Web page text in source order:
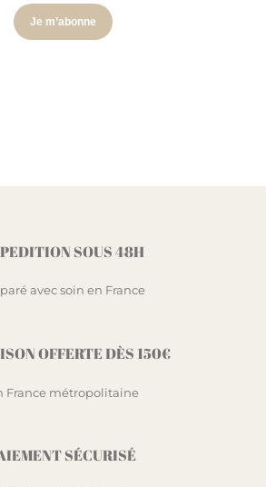
SOUS 48H
avec soin en France
OFFERTE DÈS 150€
France métropolitaine
SÉCURISÉ